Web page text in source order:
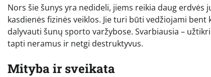
Nors šie šunys yra nedideli, jiems reikia daug
kasdienės fizinės veiklos. Jie turi būti vedžiojami
dalyvauti šunų sporto varžybose. Svarbiausia –
tapti neramus ir netgi destruktyvus.
Mityba ir sveikata